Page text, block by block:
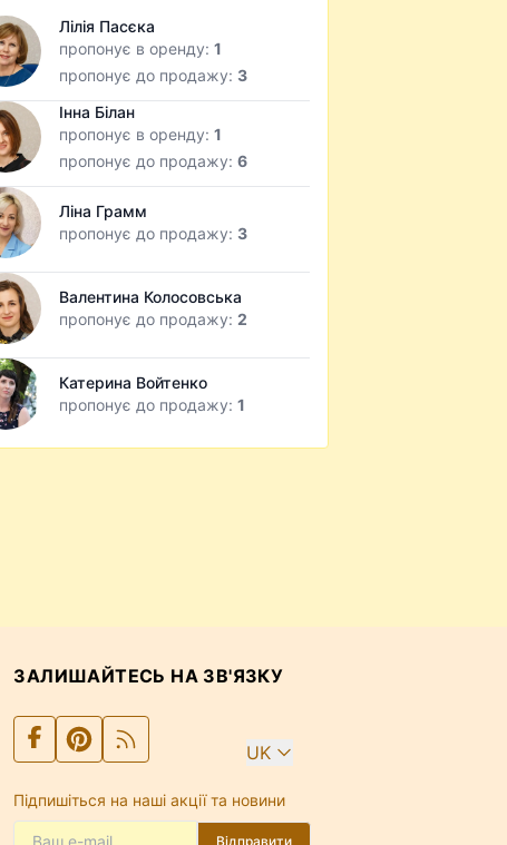
Лілія Пасєка
пропонує в оренду:1
пропонує до продажу: 3
Інна Білан
пропонує в оренду:1
пропонує до продажу:6
Ліна Грамм
пропонує до продажу: 3
Валентина Колосовська
пропонує до продажу:2
Катерина Войтенко
пропонує до продажу:1
ЗАЛИШАЙТЕСЬ НА ЗВ'ЯЗКУ
UK
Підпишіться на наші акції та новини
Відправити